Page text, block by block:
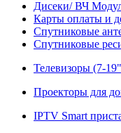
Дисеки/ ВЧ
Карты оплаты и
Спутниковые
Спутниковые
Телевизоры (7-
Проекторы для
IPTV Smart